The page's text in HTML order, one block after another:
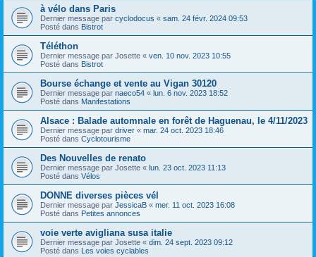
à vélo dans Paris
Dernier message par cyclodocus « sam. 24 févr. 2024 09:53
Posté dans Bistrot
Téléthon
Dernier message par Josette « ven. 10 nov. 2023 10:55
Posté dans Bistrot
Bourse échange et vente au Vigan 30120
Dernier message par naeco54 « lun. 6 nov. 2023 18:52
Posté dans Manifestations
Alsace : Balade automnale en forêt de Haguenau, le 4/11/2023
Dernier message par driver « mar. 24 oct. 2023 18:46
Posté dans Cyclotourisme
Des Nouvelles de renato
Dernier message par Josette « lun. 23 oct. 2023 11:13
Posté dans Vélos
DONNE diverses pièces vél
Dernier message par JessicaB « mer. 11 oct. 2023 16:08
Posté dans Petites annonces
voie verte avigliana susa italie
Dernier message par Josette « dim. 24 sept. 2023 09:12
Posté dans Les voies cyclables